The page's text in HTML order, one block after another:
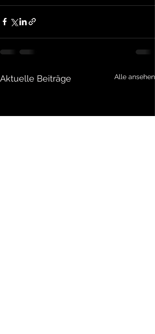
Aktuelle Beiträge Alle ansehen